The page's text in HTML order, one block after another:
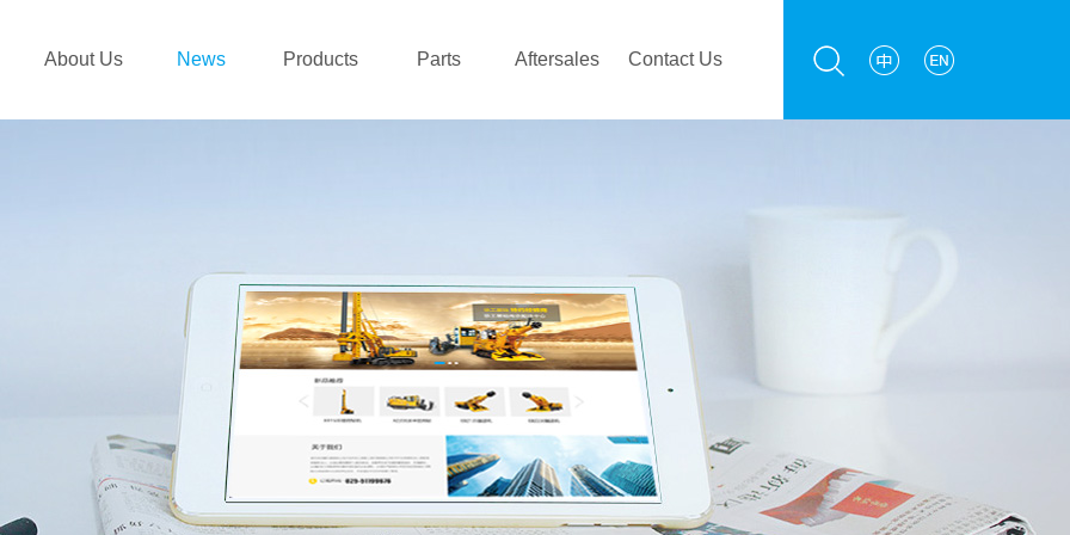
About Us News Products Parts Aftersales Contact Us